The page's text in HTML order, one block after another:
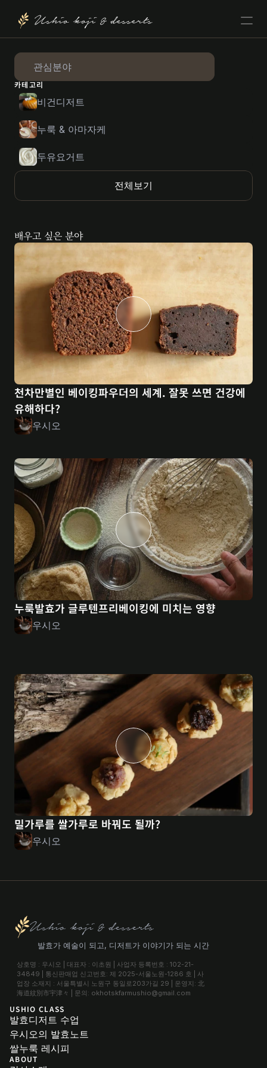
Ushio koji & desserts
관심분야
카테고리
비건디저트
누룩 & 아마자케
두유요거트
전체보기
배우고 싶은 분야
천차만별인 베이킹파우더의 세계. 잘못 쓰면 건강에
유해하다?
우시오
누룩발효가 글루텐프리베이킹에 미치는 영향
우시오
밀가루를 쌀가루로 바꿔도 될까?
우시오
Ushio koji & desserts
발효가 예술이 되고, 디저트가 이야기가 되는 시간
상호명 : 우시오 | 대표자 : 이초원 | 사업자 등록번호 : 102-21-
34849 | 통신판매업 신고번호: 제 2025-서울노원-1286 호 | 사
업장 소재지 : 서울특별시 노원구 동일로203가길 29 | 운영지: 北
海道紋別市宇津々 | 문의: okhotskfarmushio@gmail.com
USHIO CLASS
발효디저트 수업
우시오의 발효노트
쌀누룩 레시피
ABOUT